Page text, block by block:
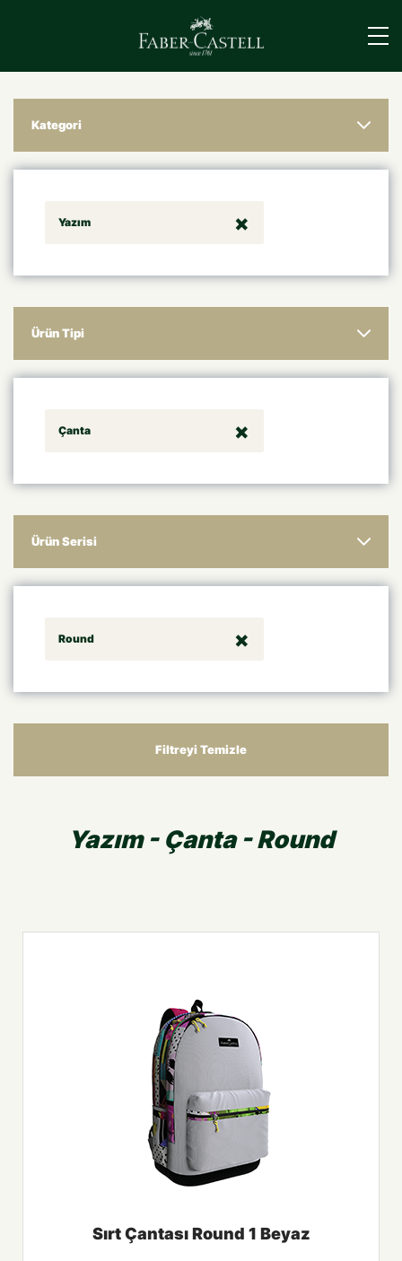
Kategori
Yazım
Ürün Tipi
Çanta
Ürün Serisi
Round
Filtreyi Temizle
Yazım - Çanta - Round
Sırt Çantası Round 1 Beyaz